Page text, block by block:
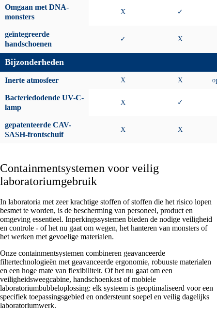
Omgaan met DNA-
monsters
X ✓
geïntegreerde
handschoenen
✓ X
Bijzonderheden
Inerte atmosfeer X X
Bacteriedodende UV-C-
lamp
X ✓
gepatenteerde CAV-
SASH-frontschuif
X X
Containmentsystemen voor veilig
laboratoriumgebruik
In laboratoria met zeer krachtige stoffen of stoffen die het risico lopen
besmet te worden, is de bescherming van personeel, product en
omgeving essentieel. Inperkingssystemen bieden de nodige veiligheid
en controle - of het nu gaat om wegen, het hanteren van monsters of
het werken met gevoelige materialen.
Onze containmentsystemen combineren geavanceerde
filtertechnologieën met geavanceerde ergonomie, robuuste materialen
en een hoge mate van flexibiliteit. Of het nu gaat om een
veiligheidsweegcabine, handschoenkast of mobiele
laboratoriumbubbeloplossing: elk systeem is geoptimaliseerd voor een
specifiek toepassingsgebied en ondersteunt soepel en veilig dagelijks
laboratoriumwerk.